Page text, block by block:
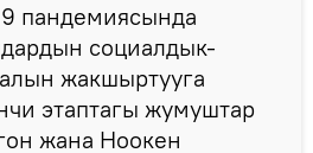
пандемиясында
социалдык-
жакшыртууга
этаптагы жумуштар
жана Ноокен